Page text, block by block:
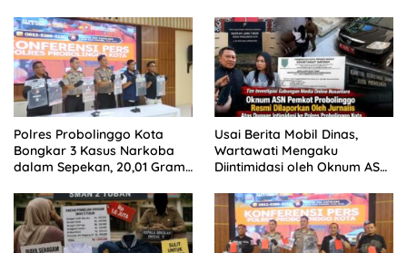
Polres Probolinggo Kota
Bongkar 3 Kasus Narkoba
dalam Sepekan, 20,01 Gram
Usai Berita Mobil Dinas,
Wartawati Mengaku
Diintimidasi oleh Oknum ASN
Tempuh Jalur Hukum